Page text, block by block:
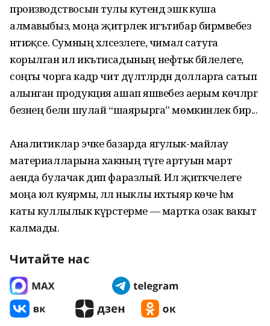
производствосын тулы куәтендә эшкә куша
алмавыбыз, моңа җитәрлек игътибар бирмәвебез
нәтиҗәсе. Сумның хәлсез­леге, чимал сатуга
корылган ил икътисадының нефтькә бәйлелеге,
соңгы чорга кадәр чит дәүләтләрдән долларга сатып
алынган продукция ашап яшәвебез аерым көчләргә
безнең белән шулай “шаярырга” мөмкинлек бирә...
Аналитиклар эчке базарда ягулык-майлау
материалларына хакның тәүге артуын март
аенда булачак дип фаразлый. Ил җитәкчелеге
моңа юл куярмы, әллә ныклы ихтыяр көче һәм
каты куллылык күрсәтерме — мартка озак вакыт
калмады.
Читайте нас